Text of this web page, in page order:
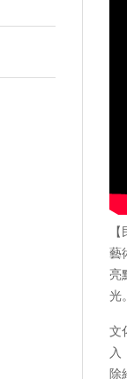
藝
亮
光。
文
入
除